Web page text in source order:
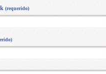
(requerido)